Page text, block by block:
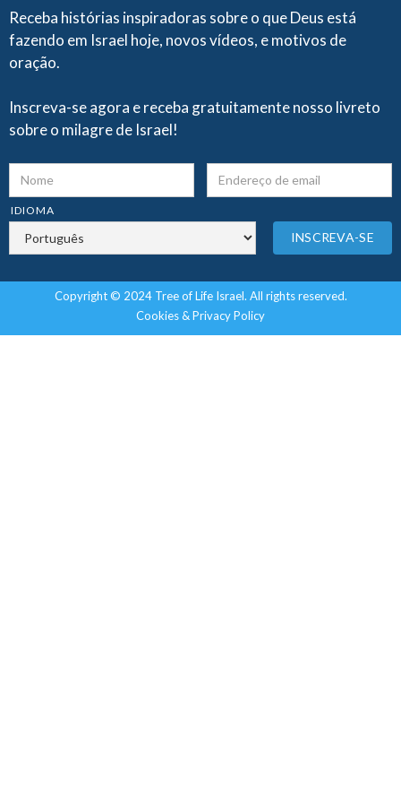
Receba histórias inspiradoras sobre o que Deus está
fazendo em Israel hoje, novos vídeos, e motivos de
oração.
Inscreva-se agora e receba gratuitamente nosso livreto
sobre o milagre de Israel!
IDIOMA
Copyright © 2024 Tree of Life Israel. All rights reserved.
Cookies & Privacy Policy